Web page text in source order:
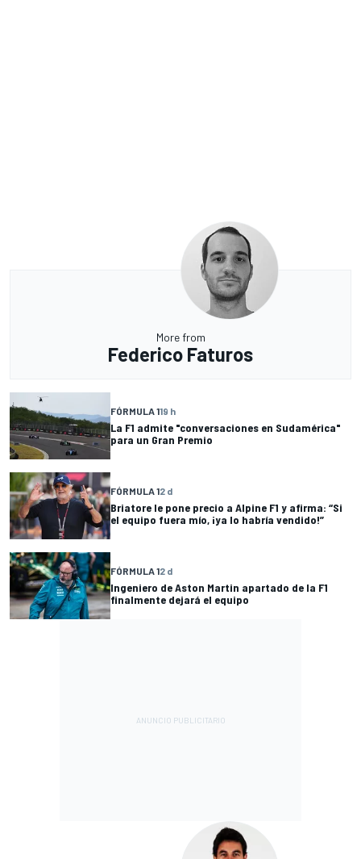
More from
Federico Faturos
FÓRMULA 119 h
La F1 admite "conversaciones en Sudamérica"
para un Gran Premio
FÓRMULA 12 d
Briatore le pone precio a Alpine F1 y afirma: “Si
el equipo fuera mío, ¡ya lo habría vendido!”
FÓRMULA 12 d
Ingeniero de Aston Martin apartado de la F1
finalmente dejará el equipo